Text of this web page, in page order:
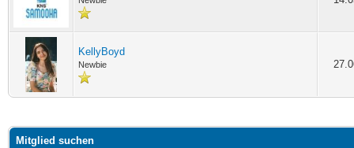
KellyBoyd
Newbie
Mitglied suchen